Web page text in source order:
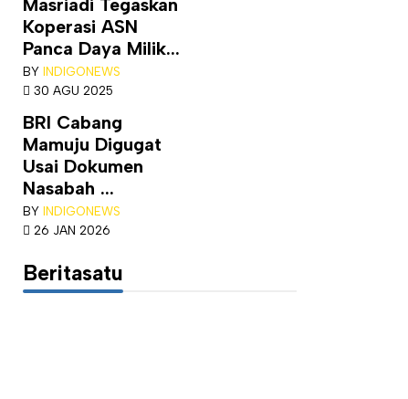
Masriadi Tegaskan
Koperasi ASN
Panca Daya Milik...
BY INDIGONEWS
30 AGU 2025
BRI Cabang
Mamuju Digugat
Usai Dokumen
Nasabah ...
BY INDIGONEWS
26 JAN 2026
Beritasatu